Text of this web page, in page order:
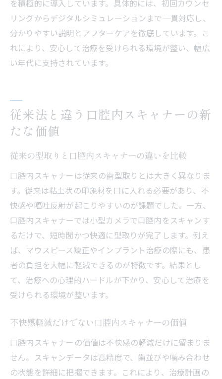
を積極的に導入しています。具体的には、初回カウンセ
リングからデジタルシミュレーションまで一貫対応し、
分かりやすい説明とアフターケアを徹底しています。こ
れにより、安心して治療を受けられる環境が整い、幅広
い年代に支持されています。
従来法と違う口腔内スキャナーの新
たな価値
従来の型取りと口腔内スキャナーの違いを比較
口腔内スキャナーは従来の歯型取りとは大きく異なりま
す。従来は粘土状の印象材を口に入れる必要があり、不
快感や嘔吐反射が起こりやすいのが課題でした。一方、
口腔内スキャナーでは小型カメラで口腔内をスキャンす
るだけで、短時間かつ快適に型取りが完了します。例え
ば、マウスピース矯正やインプラント治療の際にも、患
者の負担を大幅に軽減できるのが特徴です。結果とし
て、治療への心理的ハードルが下がり、安心して治療を
受けられる環境が整います。
不快感軽減だけでない口腔内スキャナーの価値
口腔内スキャナーの価値は不快感の軽減だけに留まりま
せん。スキャンデータは高精度で、歯並びや噛み合わせ
の状態を詳細に把握できます。これにより、治療計画の